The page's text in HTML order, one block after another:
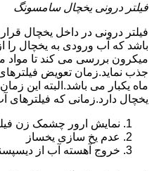
فیلتر درونی یخچال سامسونگ
فیلتر درونی در داخل یخچال
باشد که آب ورودی به یخچال
میکرون بررسی می کند تا مواد
ماه یکبار می باشد.البته این
یخچال دارد.زمانی که فیلترهای
نمایش ارور چشمک زن
عدم یخ سازی یخساز
خروج آهسته آب از دیسپسنر